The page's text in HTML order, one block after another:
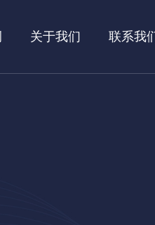
关于我们 联系我